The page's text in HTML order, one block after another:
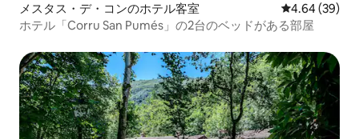
メスタス・デ・コンのホテル客室 レビュー39
4.64 (39)
ホテル「Corru San Pumés」の2台のベッドがある部屋